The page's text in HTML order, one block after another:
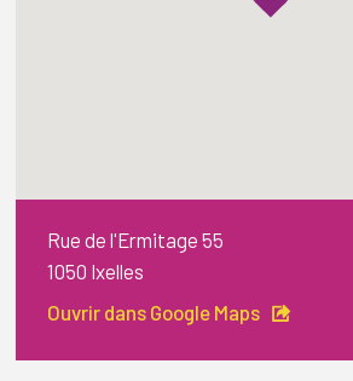
Rue de l'Ermitage 55
1050 Ixelles
Ouvrir dans Google Maps